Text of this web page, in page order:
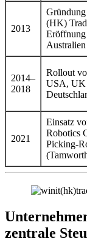
2013
(HK)
Australien
2014–
2018
Rollout
USA, UK
2021
Einsatz
Robotics
Picking-
zentrale